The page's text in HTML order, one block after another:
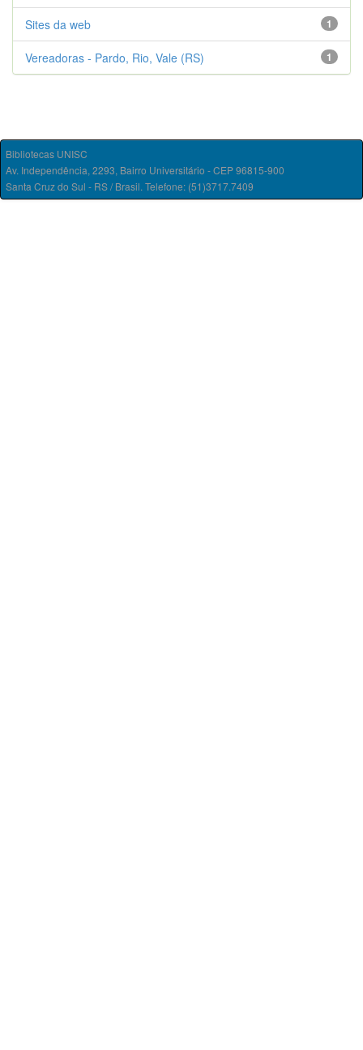
1
Sites da web
1
Vereadoras - Pardo, Rio, Vale (RS)
Bibliotecas UNISC
Av. Independência, 2293, Bairro Universitário - CEP 96815-900
Santa Cruz do Sul - RS / Brasil. Telefone: (51)3717.7409